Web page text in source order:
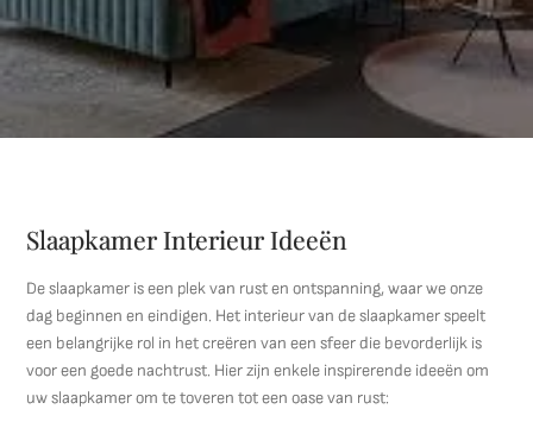
Slaapkamer Interieur Ideeën
De slaapkamer is een plek van rust en ontspanning, waar we onze
dag beginnen en eindigen. Het interieur van de slaapkamer speelt
een belangrijke rol in het creëren van een sfeer die bevorderlijk is
voor een goede nachtrust. Hier zijn enkele inspirerende ideeën om
uw slaapkamer om te toveren tot een oase van rust: